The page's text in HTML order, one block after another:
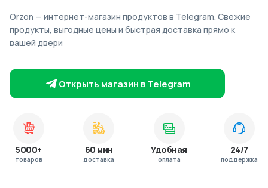
Orzon — интернет-магазин продуктов в Telegram. Свежие
продукты, выгодные цены и быстрая доставка прямо к
вашей двери
Открыть магазин в Telegram
5000+
товаров
60 мин
доставка
Удобная
оплата
24/7
поддержка